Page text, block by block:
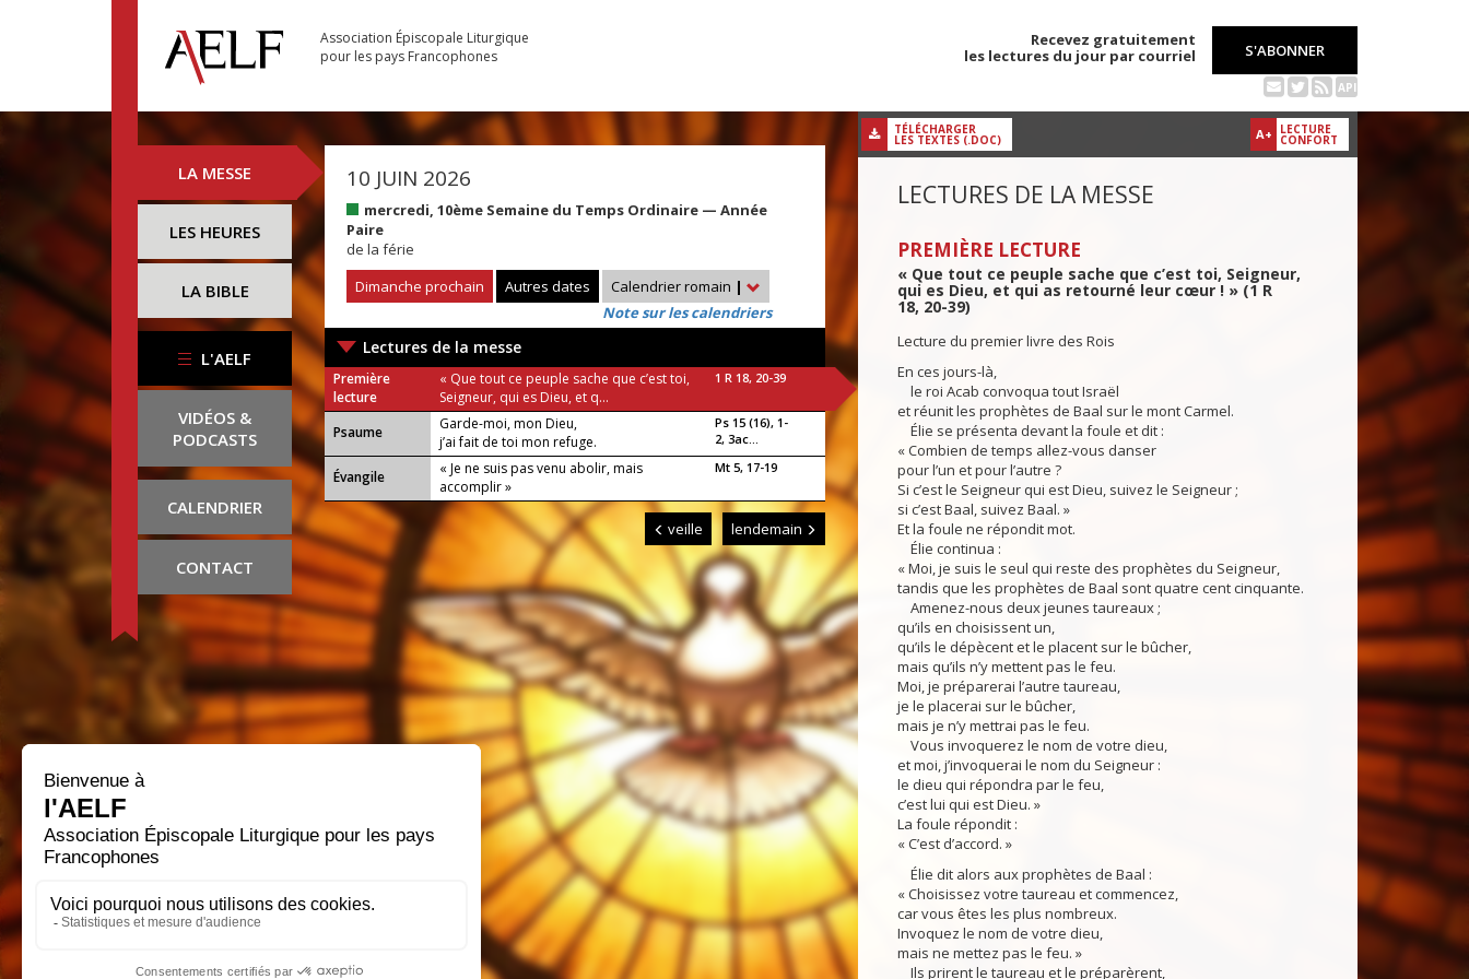
Association Épiscopale Liturgique
pour les pays Francophones
Recevez gratuitement
les lectures du jour par courriel
S'ABONNER
API
LA MESSE
LES HEURES
LA BIBLE
L'AELF
VIDÉOS &
PODCASTS
CALENDRIER
CONTACT
10 JUIN 2026
mercredi, 10ème Semaine du Temps Ordinaire — Année
Paire
de la férie
Dimanche prochain
Autres dates Calendrier romain |
Note sur les calendriers
Lectures de la messe
Première
lecture
« Que tout ce peuple sache que c’est toi,
Seigneur, qui es Dieu, et q...
1 R 18, 20-39
Psaume
Garde-moi, mon Dieu,
j’ai fait de toi mon refuge.
Ps 15 (16), 1-
2, 3ac...
Évangile
« Je ne suis pas venu abolir, mais
accomplir »
Mt 5, 17-19
veille lendemain
A+ LECTURE
CONFORT
TÉLÉCHARGER
LES TEXTES (.DOC)
LECTURES DE LA MESSE
PREMIÈRE LECTURE
« Que tout ce peuple sache que c’est toi, Seigneur,
qui es Dieu, et qui as retourné leur cœur ! » (1 R
18, 20-39)
Lecture du premier livre des Rois
En ces jours-là,
le roi Acab convoqua tout Israël
et réunit les prophètes de Baal sur le mont Carmel.
Élie se présenta devant la foule et dit :
« Combien de temps allez-vous danser
pour l’un et pour l’autre ?
Si c’est le Seigneur qui est Dieu, suivez le Seigneur ;
si c’est Baal, suivez Baal. »
Et la foule ne répondit mot.
Élie continua :
« Moi, je suis le seul qui reste des prophètes du Seigneur,
tandis que les prophètes de Baal sont quatre cent cinquante.
Amenez-nous deux jeunes taureaux ;
qu’ils en choisissent un,
qu’ils le dépècent et le placent sur le bûcher,
mais qu’ils n’y mettent pas le feu.
Moi, je préparerai l’autre taureau,
je le placerai sur le bûcher,
mais je n’y mettrai pas le feu.
Vous invoquerez le nom de votre dieu,
et moi, j’invoquerai le nom du Seigneur :
le dieu qui répondra par le feu,
c’est lui qui est Dieu. »
La foule répondit :
« C’est d’accord. »
Élie dit alors aux prophètes de Baal :
« Choisissez votre taureau et commencez,
car vous êtes les plus nombreux.
Invoquez le nom de votre dieu,
mais ne mettez pas le feu. »
Ils prirent le taureau et le préparèrent,